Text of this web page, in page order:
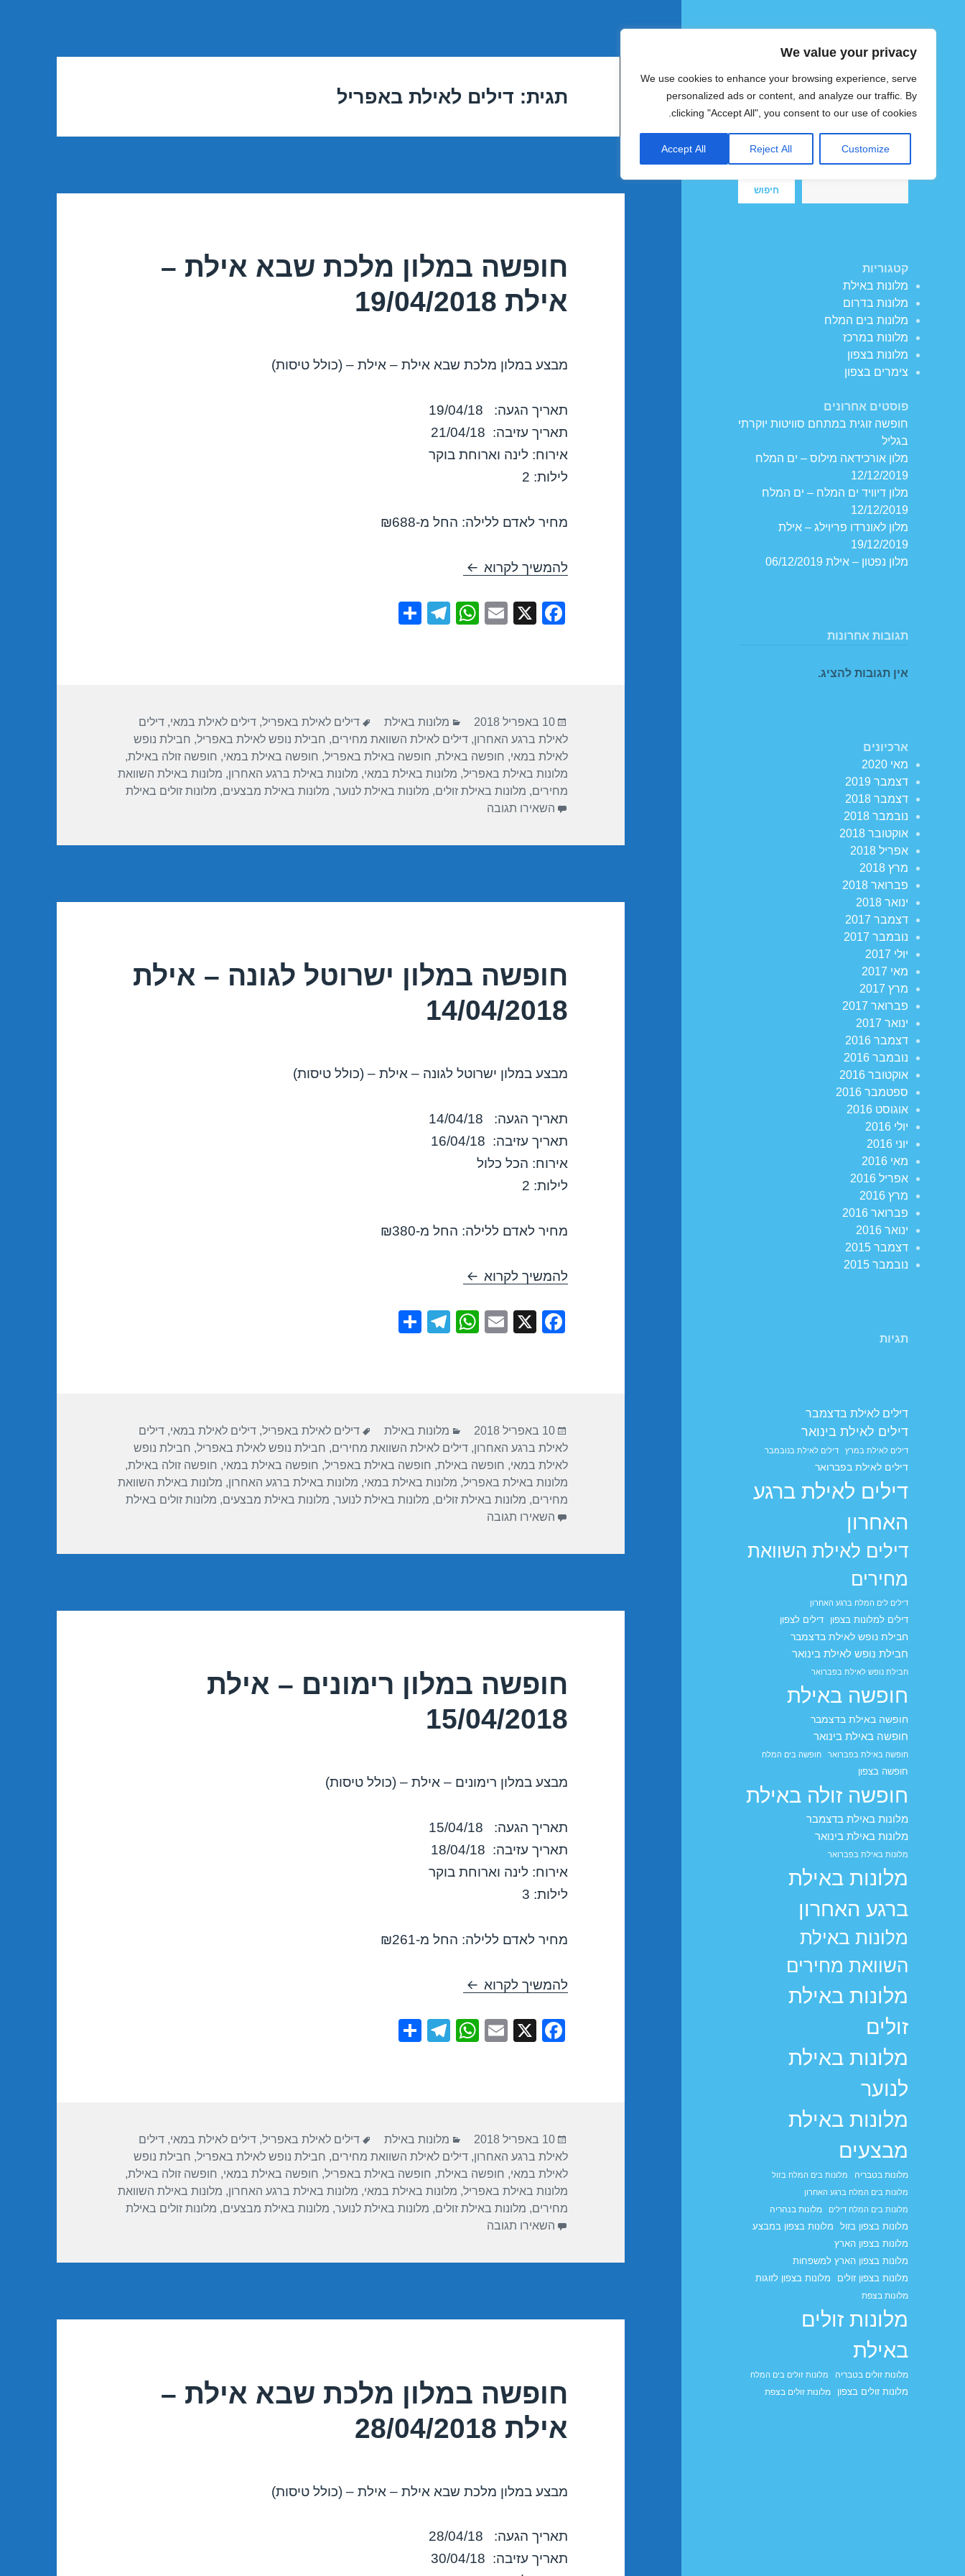
We value your privacy
We use cookies to enhance your browsing experience, serve
personalized ads or content, and analyze our traffic. By
clicking "Accept All", you consent to our use of cookies.
Customize
Reject All
Accept All
צימרים ומלונות זולים בישראל
חיפוש
חיפוש
קטגוריות
מלונות באילת
מלונות בדרום
מלונות בים המלח
מלונות במרכז
מלונות בצפון
צימרים בצפון
פוסטים אחרונים
חופשה זוגית במתחם סוויטות יוקרתי
בגליל
מלון אורכידאה מילוס – ים המלח
12/12/2019
מלון דיוויד ים המלח – ים המלח
12/12/2019
מלון לאונרדו פריוילג – אילת
19/12/2019
מלון נפטון – אילת 06/12/2019
תגובות אחרונות
אין תגובות להציג.
ארכיונים
מאי 2020
דצמבר 2019
דצמבר 2018
נובמבר 2018
אוקטובר 2018
אפריל 2018
מרץ 2018
פברואר 2018
ינואר 2018
דצמבר 2017
נובמבר 2017
יולי 2017
מאי 2017
מרץ 2017
פברואר 2017
ינואר 2017
דצמבר 2016
נובמבר 2016
אוקטובר 2016
ספטמבר 2016
אוגוסט 2016
יולי 2016
יוני 2016
מאי 2016
אפריל 2016
מרץ 2016
פברואר 2016
ינואר 2016
דצמבר 2015
נובמבר 2015
תגיות
דילים לאילת בדצמבר
דילים לאילת בינואר
דילים לאילת במרץ דילים לאילת בנובמבר
דילים לאילת בפברואר
דילים לאילת ברגע
האחרון
דילים לאילת השוואת
מחירים
דילים לים המלח ברגע האחרון
דילים למלונות בצפון דילים לצפון
חבילת נופש לאילת בדצמבר
חבילת נופש לאילת בינואר
חבילת נופש לאילת בפברואר
חופשה באילת
חופשה באילת בדצמבר
חופשה באילת בינואר
חופשה באילת בפברואר חופשה בים המלח
חופשה בצפון
חופשה זולה באילת
מלונות באילת בדצמבר
מלונות באילת בינואר
מלונות באילת בפברואר
מלונות באילת
ברגע האחרון
מלונות באילת
השוואת מחירים
מלונות באילת
זולים
מלונות באילת
לנוער
מלונות באילת
מבצעים
מלונות בטבריה
מלונות בים המלח בזול
מלונות בים המלח ברגע האחרון
מלונות בים המלח דילים
מלונות בנהריה
מלונות בצפון בזול
מלונות בצפון במבצע
מלונות בצפון הארץ
מלונות בצפון הארץ למשפחות
מלונות בצפון זולים
מלונות בצפון לזוגות
מלונות בצפת
מלונות זולים
באילת
מלונות זולים בטבריה מלונות זולים בים המלח
מלונות זולים בצפון מלונות זולים בצפת
תגית: דילים לאילת באפריל
חופשה במלון מלכת שבא אילת –
אילת 19/04/2018
מבצע במלון מלכת שבא אילת – אילת – (כולל טיסות)
תאריך הגעה: 19/04/18
תאריך עזיבה: 21/04/18
אירוח: לינה וארוחת בוקר
לילות: 2
מחיר לאדם ללילה: החל מ-₪688
להמשיך לקרוא חופשה במלון מלכת שבא אילת – אילת 19/04/2018
F
o
o
k
X
E
W
p
p
T
m
פורסם
בתאריך
10 באפריל 2018 קטגוריות
מלונות באילת תגיות
דילים לאילת באפריל,דילים לאילת במאי,דילים
לאילת ברגע האחרון,דילים לאילת השוואת מחירים, חבילת נופש לאילת באפריל, חבילת נופש
לאילת במאי, חופשה באילת, חופשה באילת באפריל, חופשה באילת במאי, חופשה זולה באילת,
מלונות באילת באפריל, מלונות באילת במאי, מלונות באילת ברגע האחרון, מלונות באילת השוואת
מחירים, מלונות באילת זולים, מלונות באילת לנוער, מלונות באילת מבצעים, מלונות זולים באילת
השאירו תגובה
חופשה במלון ישרוטל לגונה – אילת
14/04/2018
מבצע במלון ישרוטל לגונה – אילת – (כולל טיסות)
תאריך הגעה: 14/04/18
תאריך עזיבה: 16/04/18
אירוח: הכל כלול
לילות: 2
מחיר לאדם ללילה: החל מ-₪380
להמשיך לקרוא חופשה במלון ישרוטל לגונה – אילת 14/04/2018
F
o
o
k
X
E
W
p
p
T
m
פורסם
בתאריך
10 באפריל 2018 קטגוריות
מלונות באילת תגיות
דילים לאילת באפריל,דילים לאילת במאי,דילים
לאילת ברגע האחרון,דילים לאילת השוואת מחירים, חבילת נופש לאילת באפריל, חבילת נופש
לאילת במאי, חופשה באילת, חופשה באילת באפריל, חופשה באילת במאי, חופשה זולה באילת,
מלונות באילת באפריל, מלונות באילת במאי, מלונות באילת ברגע האחרון, מלונות באילת השוואת
מחירים, מלונות באילת זולים, מלונות באילת לנוער, מלונות באילת מבצעים, מלונות זולים באילת
השאירו תגובה
חופשה במלון רימונים – אילת
15/04/2018
מבצע במלון רימונים – אילת – (כולל טיסות)
תאריך הגעה: 15/04/18
תאריך עזיבה: 18/04/18
אירוח: לינה וארוחת בוקר
לילות: 3
מחיר לאדם ללילה: החל מ-₪261
להמשיך לקרוא חופשה במלון רימונים – אילת 15/04/2018
F
o
o
k
X
E
W
p
p
T
m
פורסם
בתאריך
10 באפריל 2018 קטגוריות
מלונות באילת תגיות
דילים לאילת באפריל,דילים לאילת במאי,דילים
לאילת ברגע האחרון,דילים לאילת השוואת מחירים, חבילת נופש לאילת באפריל, חבילת נופש
לאילת במאי, חופשה באילת, חופשה באילת באפריל, חופשה באילת במאי, חופשה זולה באילת,
מלונות באילת באפריל, מלונות באילת במאי, מלונות באילת ברגע האחרון, מלונות באילת השוואת
מחירים, מלונות באילת זולים, מלונות באילת לנוער, מלונות באילת מבצעים, מלונות זולים באילת
השאירו תגובה
חופשה במלון מלכת שבא אילת –
אילת 28/04/2018
מבצע במלון מלכת שבא אילת – אילת – (כולל טיסות)
תאריך הגעה: 28/04/18
תאריך עזיבה: 30/04/18